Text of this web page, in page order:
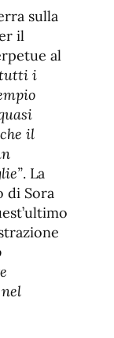
sulla
il
al
tutti i
il
. La
di Sora